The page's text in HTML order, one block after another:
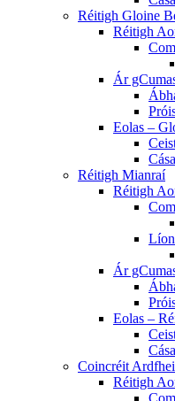
Réitigh Gloine
Réitigh
Ár
Eolas –
Réitigh Mianraí
Réitigh
Ár
Eolas –
Coincréit
Réitigh